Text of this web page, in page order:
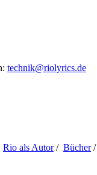
technik@riolyrics.de
Rio als Autor/ Bücher/